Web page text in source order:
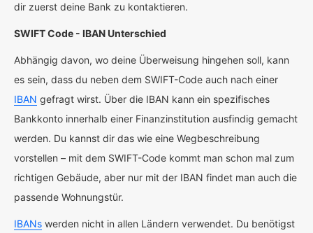
dir zuerst deine Bank zu kontaktieren.
SWIFT Code - IBAN Unterschied
Abhängig davon, wo deine Überweisung hingehen soll, kann
es sein, dass du neben dem SWIFT-Code auch nach einer
IBAN gefragt wirst. Über die IBAN kann ein spezifisches
Bankkonto innerhalb einer Finanzinstitution ausfindig gemacht
werden. Du kannst dir das wie eine Wegbeschreibung
vorstellen – mit dem SWIFT-Code kommt man schon mal zum
richtigen Gebäude, aber nur mit der IBAN findet man auch die
passende Wohnungstür.
IBANs werden nicht in allen Ländern verwendet. Du benötigst